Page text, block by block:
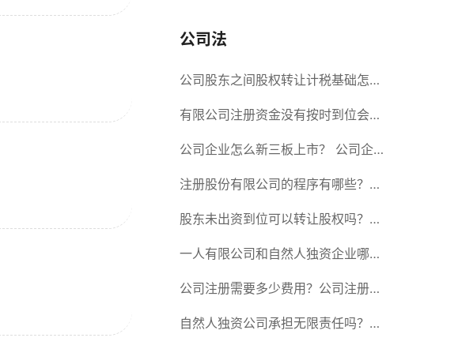
公司法
公司股东之间股权转让计税基础怎么
确认？公司股东之间的股权转让要符
合什么要件？
有限公司注册资金没有按时到位会怎
么样？股份有限公司设立的注册条件
公司企业怎么新三板上市？ 公司企
业新三板上市的流程
注册股份有限公司的程序有哪些？注
册股份有限公司需要提交哪些材料？
股东未出资到位可以转让股权吗？股
东未出资到位能否分红？
一人有限公司和自然人独资企业哪个
好？一人公司设立条件有哪些？
公司注册需要多少费用？公司注册需
要准备什么材料？
自然人独资公司承担无限责任吗？有